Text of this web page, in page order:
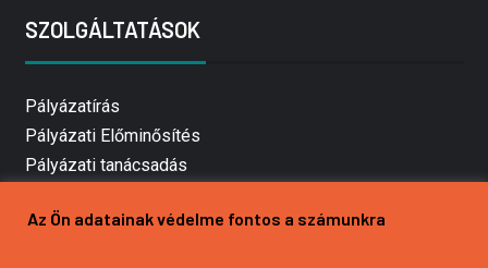
SZOLGÁLTATÁSOK
Pályázatírás
Pályázati Előminősítés
Pályázati tanácsadás
Mezőgazdasági pályázatírás
Az Ön adatainak védelme fontos a számunkra